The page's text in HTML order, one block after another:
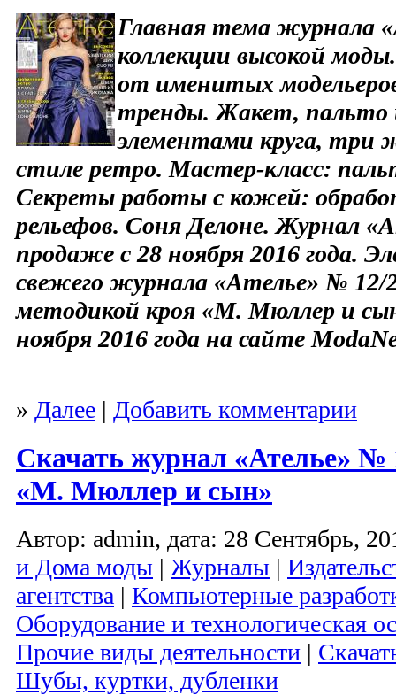
Главная тема журнала
коллекции высокой
от именитых
тренды. Жакет, пальто
элементами круга, три
стиле ретро. Мастер-класс:
Секреты работы с кожей:
рельефов. Соня Делоне. Журнал
продаже с 28 ноября 2016 года.
свежего журнала «Ателье» № 12/
методикой кроя «М. Мюллер и
ноября 2016 года на сайте
» Далее | Добавить комментарии
Скачать журнал «Ателье» №
«М. Мюллер и сын»
Автор: admin, дата: 28 Сентябрь,
и Дома моды | Журналы |
агентства | Компьютерные
Оборудование и технологическая
Прочие виды деятельности |
Шубы, куртки, дубленки